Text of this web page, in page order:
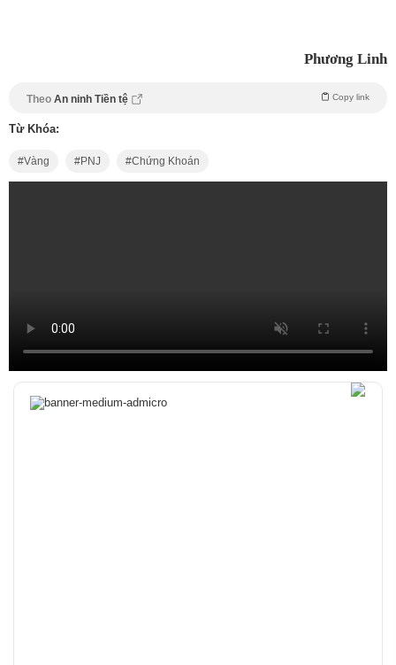
Phương Linh
Theo An ninh Tiền tệ Copy link
Từ Khóa:
Vàng PNJ Chứng Khoán